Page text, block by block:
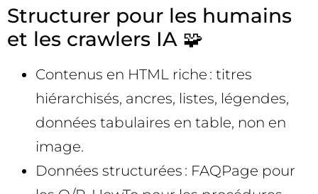
Structurer pour les humains
et les crawlers IA 🧩
Contenus en HTML riche : titres
hiérarchisés, ancres, listes, légendes,
données tabulaires en table, non en
image.
Données structurées : FAQPage pour